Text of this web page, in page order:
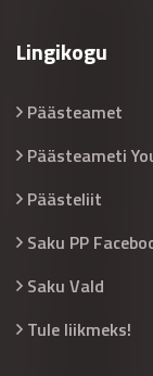
Lingikogu
Päästeamet
Päästeameti
Päästeliit
Saku PP
Saku Vald
Tule liikmeks!